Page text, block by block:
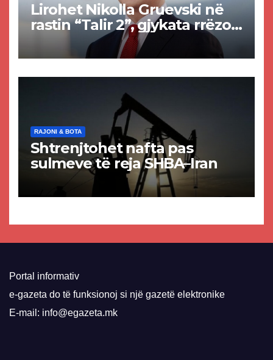
Lirohet Nikolla Gruevski në
rastin “Talir 2”, gjykata rrëzon
akuzat për ndërtimin e
paligjshëm të selisë së
RAJONI & BOTA
Shtrenjtohet nafta pas
sulmeve të reja SHBA–Iran
Portal informativ
e-gazeta do të funksionoj si një gazetë elektronike
E-mail: info@egazeta.mk